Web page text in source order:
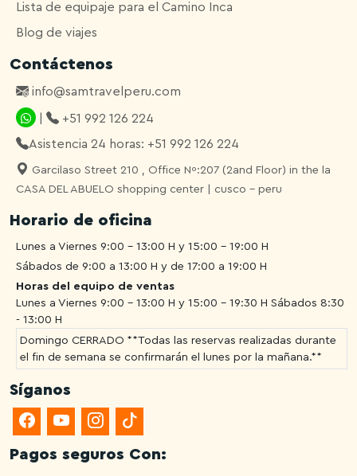
Lista de equipaje para el Camino Inca
Blog de viajes
Contáctenos
info@samtravelperu.com
+51 992 126 224
Asistencia 24 horas: +51 992 126 224
Garcilaso Street 210 , Office Nº:207 (2and Floor) in the la
CASA DEL ABUELO shopping center | cusco - peru
Horario de oficina
Lunes a Viernes 9:00 - 13:00 H y 15:00 - 19:00 H
Sábados de 9:00 a 13:00 H y de 17:00 a 19:00 H
Horas del equipo de ventas
Lunes a Viernes 9:00 - 13:00 H y 15:00 - 19:30 H Sábados 8:30
- 13:00 H
Domingo CERRADO **Todas las reservas realizadas durante
el fin de semana se confirmarán el lunes por la mañana.**
Síganos
Pagos seguros Con: